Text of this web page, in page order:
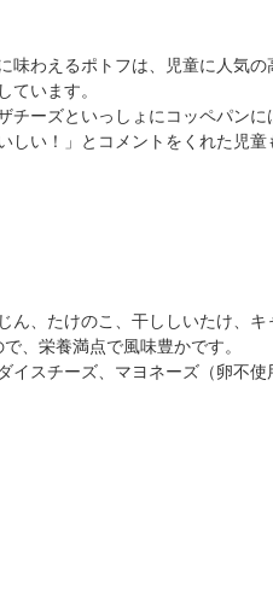
わえるポトフは、児童に人気
ています。
ーズといっしょにコッペパンに
い！」とコメントをくれた児童
、たけのこ、干ししいたけ、
、栄養満点で風味豊かです。
スチーズ、マヨネーズ（卵不